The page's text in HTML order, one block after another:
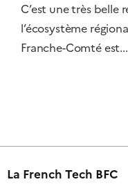
C’est une très
l’écosystème
Franche-Comté est...
La French Tech BFC